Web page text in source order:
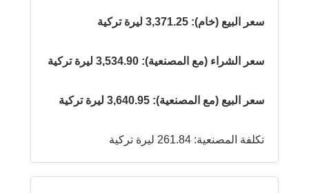
سعر البيع (خام): 3,371.25 ليرة تركية
سعر الشراء (مع المصنعية): 3,534.90 ليرة تركية
سعر البيع (مع المصنعية): 3,640.95 ليرة تركية
تكلفة المصنعية: 261.84 ليرة تركية